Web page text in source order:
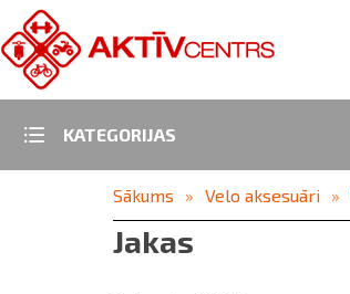
KATEGORIJAS
Sākums Velo aksesuāri
Jakas